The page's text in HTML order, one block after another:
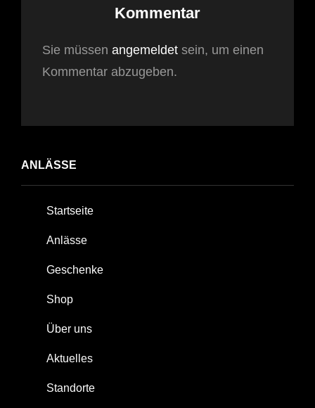
Kommentar
Sie müssen angemeldet sein, um einen
Kommentar abzugeben.
ANLÄSSE
Startseite
Anlässe
Geschenke
Shop
Über uns
Aktuelles
Standorte